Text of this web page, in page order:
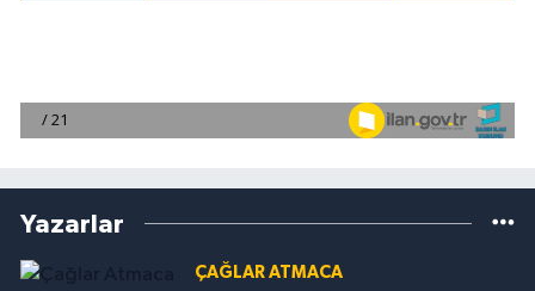
Yazarlar
ÇAĞLAR ATMACA